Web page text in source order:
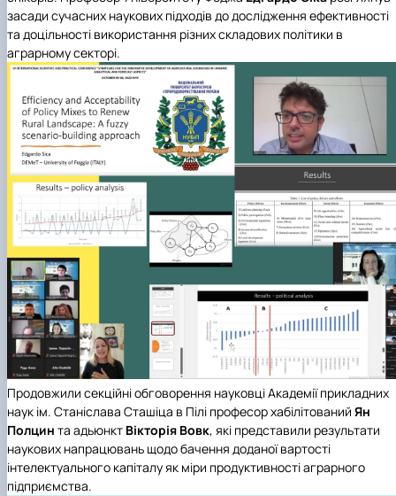
засади сучасних наукових підходів до дослідження ефективності
та доцільності використання різних складових політики в
аграрному секторі.
Продовжили секційні обговорення науковціАкадемії прикладних
наук ім. Станіслава Сташіца в Пілі професор хабілітований Ян
Полцин та адьюнкт Вікторія Вовк, які представили результати
наукових напрацювань щодо бачення доданої вартості
інтелектуального капіталу як міри продуктивності аграрного
підприємства.